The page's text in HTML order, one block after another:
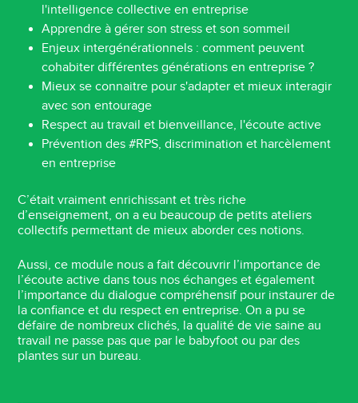
l'intelligence collective en entreprise
Apprendre à gérer son stress et son sommeil
Enjeux intergénérationnels : comment peuvent
cohabiter différentes générations en entreprise ?
Mieux se connaitre pour s'adapter et mieux interagir
avec son entourage
Respect au travail et bienveillance, l'écoute active
Prévention des #RPS, discrimination et harcèlement
en entreprise
C’était vraiment enrichissant et très riche
d’enseignement, on a eu beaucoup de petits ateliers
collectifs permettant de mieux aborder ces notions.
Aussi, ce module nous a fait découvrir l’importance de
l’écoute active dans tous nos échanges et également
l’importance du dialogue compréhensif pour instaurer de
la confiance et du respect en entreprise. On a pu se
défaire de nombreux clichés, la qualité de vie saine au
travail ne passe pas que par le babyfoot ou par des
plantes sur un bureau.